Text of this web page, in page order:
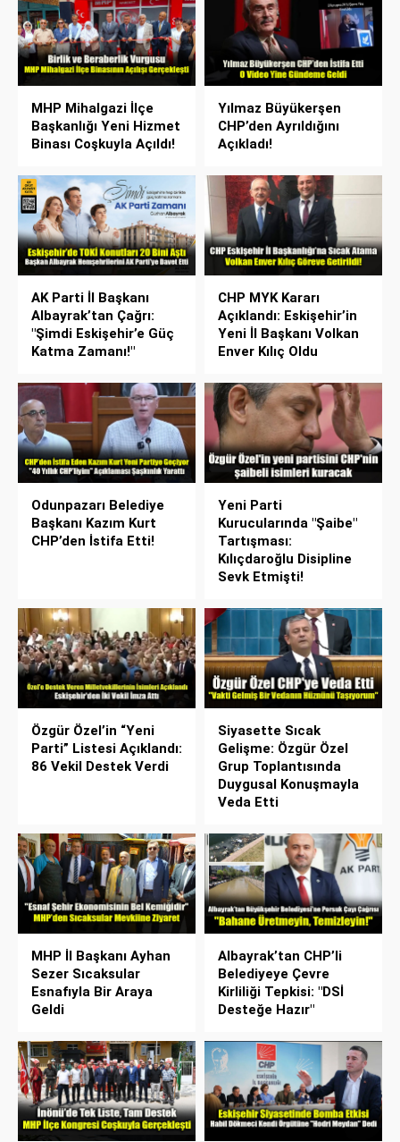
MHP Mihalgazi İlçe
Başkanlığı Yeni Hizmet
Binası Coşkuyla Açıldı!
Yılmaz Büyükerşen
CHP’den Ayrıldığını
Açıkladı!
AK Parti İl Başkanı
Albayrak’tan Çağrı:
"Şimdi Eskişehir’e Güç
Katma Zamanı!"
CHP MYK Kararı
Açıklandı: Eskişehir’in
Yeni İl Başkanı Volkan
Enver Kılıç Oldu
Odunpazarı Belediye
Başkanı Kazım Kurt
CHP’den İstifa Etti!
Yeni Parti
Kurucularında "Şaibe"
Tartışması:
Kılıçdaroğlu Disipline
Sevk Etmişti!
Özgür Özel’in “Yeni
Parti” Listesi Açıklandı:
86 Vekil Destek Verdi
Siyasette Sıcak
Gelişme: Özgür Özel
Grup Toplantısında
Duygusal Konuşmayla
Veda Etti
MHP İl Başkanı Ayhan
Sezer Sıcaksular
Esnafıyla Bir Araya
Geldi
Albayrak’tan CHP’li
Belediyeye Çevre
Kirliliği Tepkisi: "DSİ
Desteğe Hazır"